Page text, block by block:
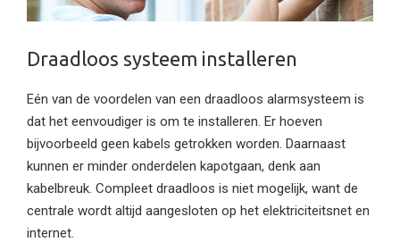
Draadloos systeem installeren
Eén van de voordelen van een draadloos alarmsysteem is
dat het eenvoudiger is om te installeren. Er hoeven
bijvoorbeeld geen kabels getrokken worden. Daarnaast
kunnen er minder onderdelen kapotgaan, denk aan
kabelbreuk. Compleet draadloos is niet mogelijk, want de
centrale wordt altijd aangesloten op het elektriciteitsnet en
internet.